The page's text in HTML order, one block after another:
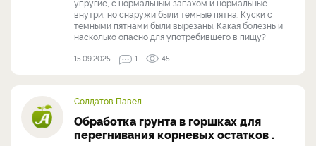
внутри, но снаружи были темные пятна. Куски с
темными пятнами были вырезаны. Какая болезнь и
насколько опасно для употребившего в пищу?
15.09.2025 1 45
Солдатов Павел
Обработка грунта в горшках для
перегнивания корневых остатков .